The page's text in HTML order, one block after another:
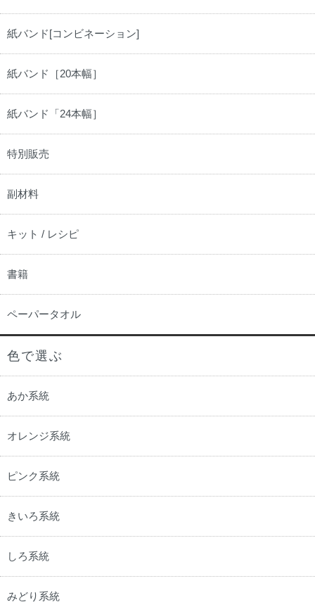
紙バンド[コンビネーション]
紙バンド［20本幅］
紙バンド「24本幅］
特別販売
副材料
キット / レシピ
書籍
ペーパータオル
色で選ぶ
あか系統
オレンジ系統
ピンク系統
きいろ系統
しろ系統
みどり系統